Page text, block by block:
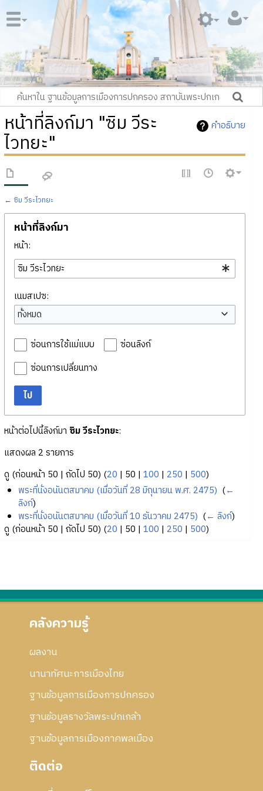
คำอธิบาย
หน้าที่ลิงก์มา "ซิม วีระ
ไวทยะ"
← ซิม วีระไวทยะ
หน้าที่ลิงก์มา
หน้า:
เนมสเปซ:
ทั้งหมด
ซ่อนการใช้แม่แบบ
ซ่อนลิงก์
ซ่อนการเปลี่ยนทาง
ไป
หน้าต่อไปนี้ลิงก์มา ซิม วีระไวทยะ:
แสดงผล 2 รายการ
ดู (ก่อนหน้า 50 | ถัดไป 50) (20 | 50 | 100 | 250 | 500)
พระที่นั่งอนันตสมาคม (เมื่อวันที่ 28 มิถุนายน พ.ศ. 2475) (←
ลิงก์)
พระที่นั่งอนันตสมาคม (เมื่อวันที่ 10 ธันวาคม 2475) (← ลิงก์)
ดู (ก่อนหน้า 50 | ถัดไป 50) (20 | 50 | 100 | 250 | 500)
คลังความรู้
ผลงาน
นานาทัศนะการเมืองไทย
ฐานข้อมูลการเมืองการปกครอง
ฐานข้อมูลรางวัลพระปกเกล้า
ฐานข้อมูลการเมืองภาคพลเมือง
ติดต่อ